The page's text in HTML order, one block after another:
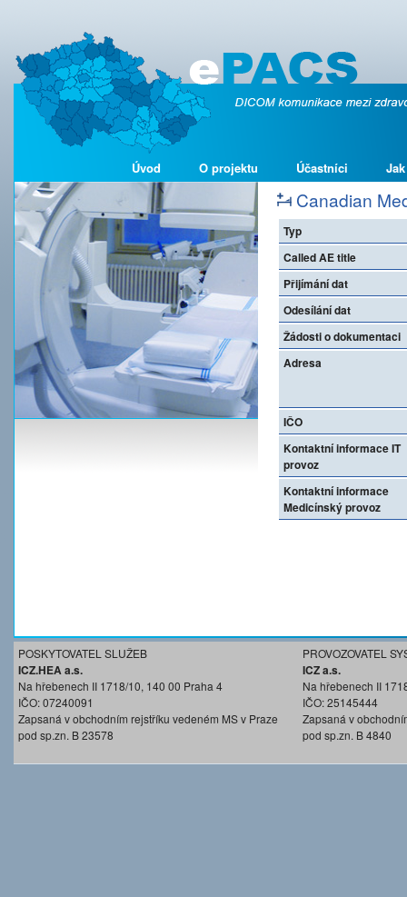
Úvod O projektu Účastníci
Canadian
Typ
Called AE title
Přijímání dat
Odesílání dat
Žádosti o dokumentaci
Adresa
IČO
Kontaktní informace IT
provoz
Kontaktní informace
Medicínský provoz
POSKYTOVATEL SLUŽEB
ICZ.HEA a.s.
Na hřebenech II 1718/10, 140 00 Praha 4
IČO: 07240091
Zapsaná v obchodním rejstříku vedeném MS v Praze
pod sp.zn. B 23578
PROVOZOVATEL
ICZ a.s.
Na hřebenech II
IČO: 25145444
Zapsaná v
pod sp.zn. B 4840